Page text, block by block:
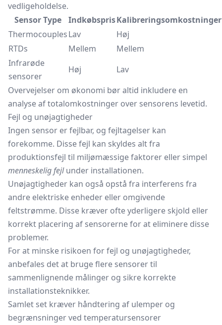
vedligeholdelse.
Sensor Type
IndkøbsprisKalibreringsomkostninger
ThermocouplesLav
Høj
RTDs
Mellem
Mellem
Infrarøde
sensorer
Høj
Lav
Overvejelser om økonomi bør altid inkludere en
analyse af totalomkostninger over sensorens levetid.
Fejl og unøjagtigheder
Ingen sensor er fejlbar, og fejltagelser kan
forekomme. Disse fejl kan skyldes alt fra
produktionsfejl til miljømæssige faktorer eller simpel
menneskelig fejlunder installationen.
Unøjagtigheder kan også opstå fra interferens fra
andre elektriske enheder eller omgivende
feltstrømme. Disse kræver ofte yderligere skjold eller
korrekt placering af sensorerne for at eliminere disse
problemer.
For at minske risikoen for fejl og unøjagtigheder,
anbefales det at bruge flere sensorer til
sammenlignende målinger og sikre korrekte
installationsteknikker.
Samlet set kræver håndtering af ulemper og
begrænsninger ved temperatursensorer